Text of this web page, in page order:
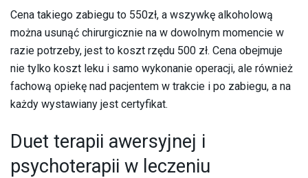
Cena takiego zabiegu to 550zł, a wszywkę alkoholową
można usunąć chirurgicznie na w dowolnym momencie w
razie potrzeby, jest to koszt rzędu 500 zł. Cena obejmuje
nie tylko koszt leku i samo wykonanie operacji, ale również
fachową opiekę nad pacjentem w trakcie i po zabiegu, a na
każdy wystawiany jest certyfikat.
Duet terapii awersyjnej i
psychoterapii w leczeniu